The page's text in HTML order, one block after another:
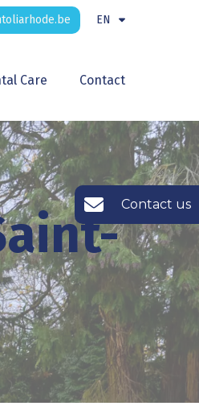
Care Contact
EN
Contact us